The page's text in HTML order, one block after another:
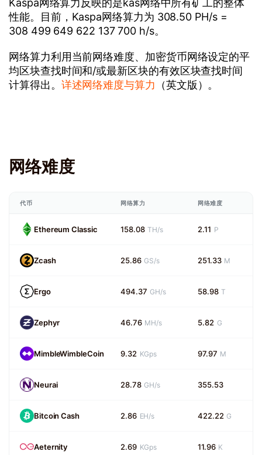
Kaspa网络算力反映的是kas网络中所有矿工的整体
性能。目前，Kaspa网络算力为 308.50 PH/s =
308 499 649 622 137 700 h/s。
网络算力利用当前网络难度、加密货币网络设定的平
均区块查找时间和/或最新区块的有效区块查找时间
计算得出。 详述网络难度与算力 （英文版）。
网络难度
代币 网络算力 网络难度
Ethereum Classic 158.08 TH/s 2.11 P
Zcash 25.86 GS/s 251.33 M
Ergo 494.37 GH/s 58.98 T
Zephyr 46.76 MH/s 5.82 G
MimbleWimbleCoin 9.32 KGps 97.97 M
Neurai 28.78 GH/s 355.53
Bitcoin Cash 2.86 EH/s 422.22 G
Aeternity 2.69 KGps 11.96 K